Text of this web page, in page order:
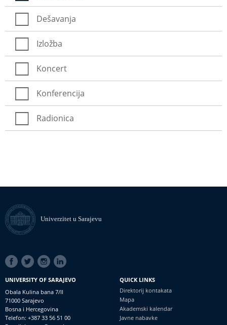
Dešavanja
Izložba
Koncert
Konferencija
Radionica
Univerzitet u Sarajevu
SOCIAL
LINKS
UNIVERSITY OF SARAJEVO
Obala Kulina bana 7/II
71000 Sarajevo
Bosna i Hercegovina
Telefon: +387 33 56 51 00
QUICK LINKS
Direktorij kontakata
Mapa
Akademski kalendar
Javne nabavke